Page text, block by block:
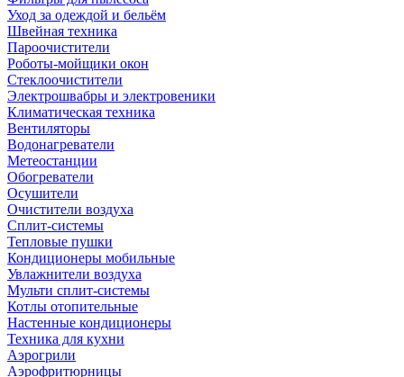
Уход за одеждой и бельём
Швейная техника
Пароочистители
Роботы-мойщики окон
Стеклоочистители
Электрошвабры и электровеники
Климатическая техника
Вентиляторы
Водонагреватели
Метеостанции
Обогреватели
Осушители
Очистители воздуха
Сплит-системы
Тепловые пушки
Кондиционеры мобильные
Увлажнители воздуха
Мульти сплит-системы
Котлы отопительные
Настенные кондиционеры
Техника для кухни
Аэрогрили
Аэрофритюрницы